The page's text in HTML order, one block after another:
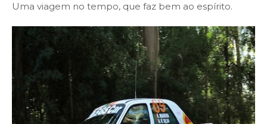
Uma viagem no tempo, que faz bem ao espírito.